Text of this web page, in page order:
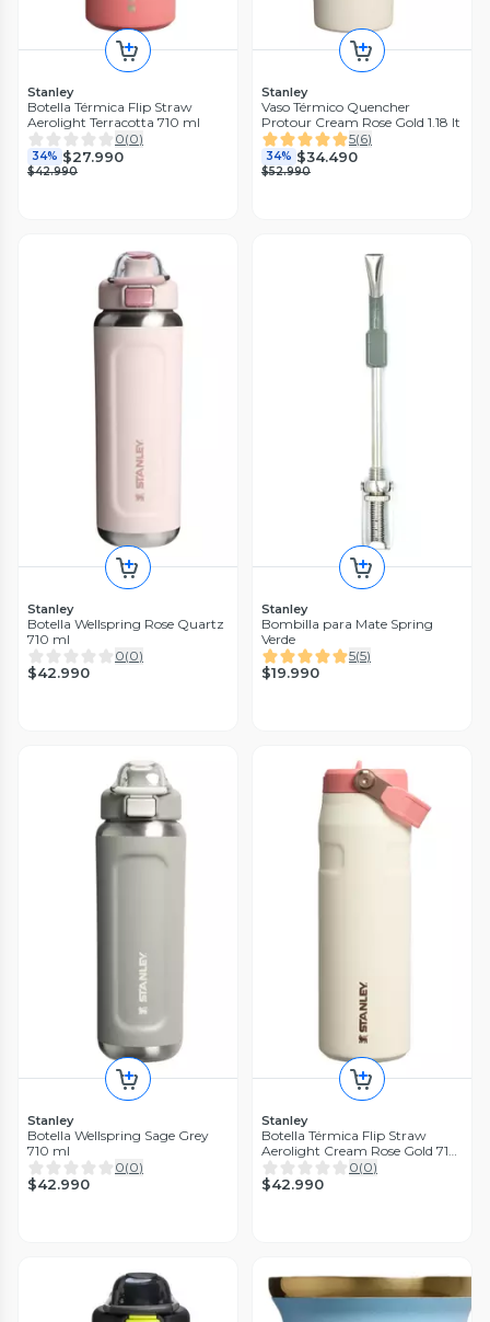
Stanley
Botella Térmica Flip Straw
Aerolight Terracotta 710 ml
0(0)
34% $27.990
$42.990
Stanley
Vaso Térmico Quencher
Protour Cream Rose Gold 1.18 lt
5(6)
34% $34.490
$52.990
Stanley
Botella Wellspring Rose Quartz
710 ml
0(0)
$42.990
Stanley
Bombilla para Mate Spring
Verde
5(5)
$19.990
Stanley
Botella Wellspring Sage Grey
710 ml
0(0)
$42.990
Stanley
Botella Térmica Flip Straw
Aerolight Cream Rose Gold 710
ml
0(0)
$42.990